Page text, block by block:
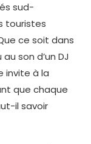
sud-
touristes
ce soit dans
son d’un DJ
invite à la
que chaque
il savoir